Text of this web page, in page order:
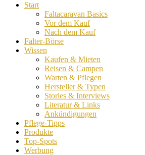
Start
Faltacaravan Basics
Vor dem Kauf
Nach dem Kauf
Falter-Börse
Wissen
Kaufen & Mieten
Reisen & Campen
Warten & Pflegen
Hersteller & Typen
Stories & Interviews
Literatur & Links
Ankündigungen
Pflege-Tipps
Produkte
Top-Spots
Werbung